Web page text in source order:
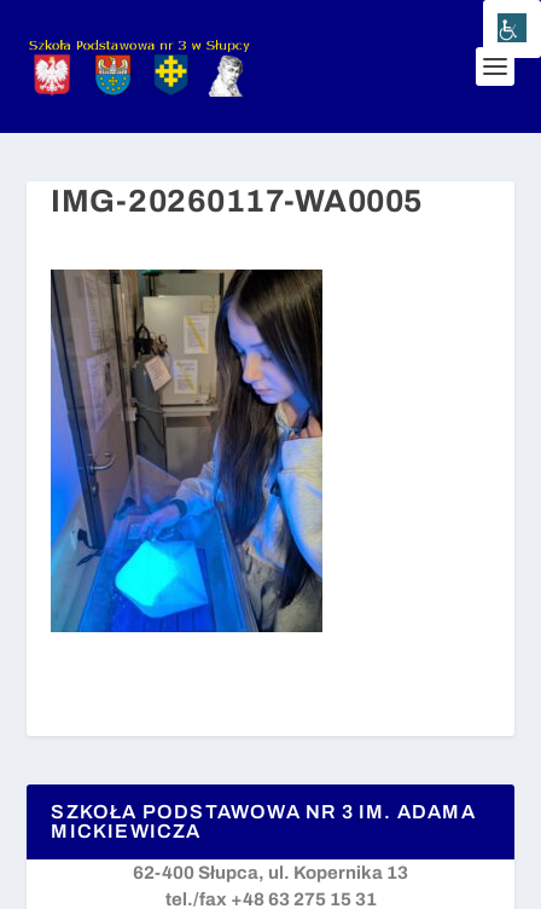
IMG-20260117-WA0005
SZKOŁA PODSTAWOWA NR 3 IM. ADAMA
MICKIEWICZA
62-400 Słupca, ul. Kopernika 13
tel./fax +48 63 275 15 31